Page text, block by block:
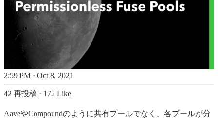
2:59 PM · Oct 8, 2021
42 再投稿 · 172 Like
AaveやCompoundのように共有プールでなく、各プールが分